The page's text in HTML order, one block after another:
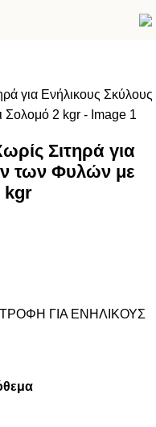
Σιτηρά για
των Φυλών με
kgr
ΓΙΑ ΕΝΗΛΙΚΟΥΣ